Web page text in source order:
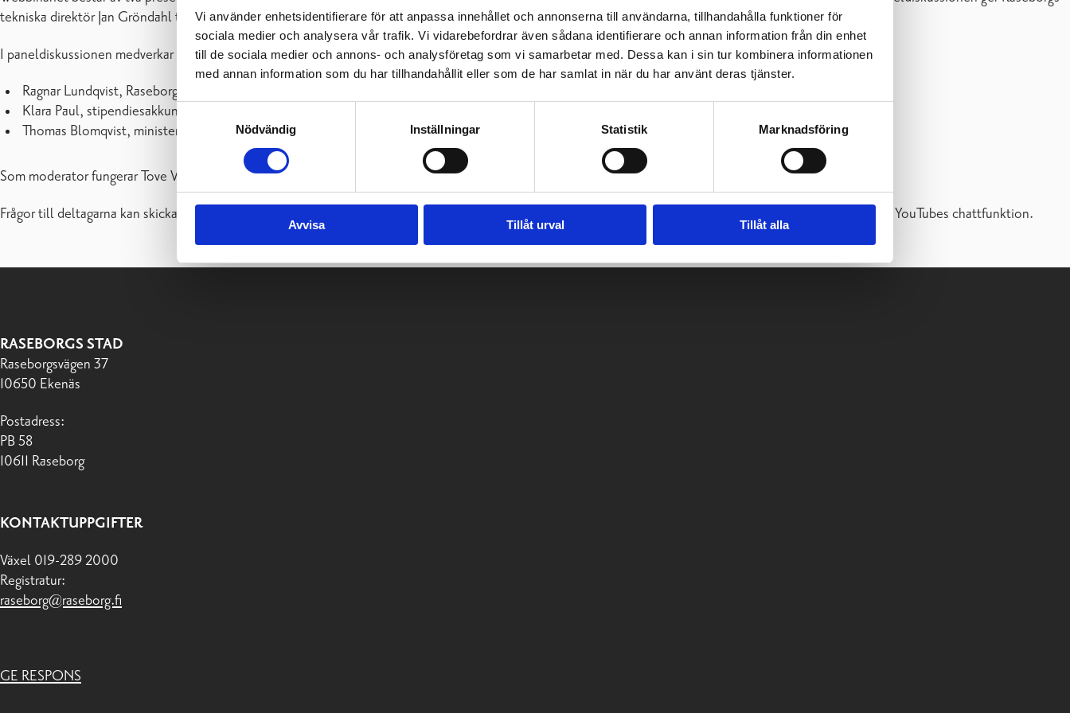
Vi använder enhetsidentifierare för att anpassa innehållet och annonserna till användarna, tillhandahålla funktioner för
sociala medier och analysera vår trafik. Vi vidarebefordrar även sådana identifierare och annan information från din enhet
till de sociala medier och annons- och analysföretag som vi samarbetar med. Dessa kan i sin tur kombinera informationen
med annan information som du har tillhandahållit eller som de har samlat in när du har använt deras tjänster.
Samtyckesval
Nödvändig
Inställningar Statistik Marknadsföring
Avvisa Tillåt urval Tillåt alla
tekniska direktör Jan Gröndahl två korta presentationer som betraktar kustbanan från ett nationellt och ett lokalt perspektiv.
I paneldiskussionen medverkar följande personer:
Ragnar Lundqvist, Raseborgs stadsdirektör och ordförande i kustbanegruppen
Klara Paul, stipendiesakkunnig, raseborgare och aktiv användare av kustbanan
Thomas Blomqvist, minister för nordiskt samarbete och jämställdhet
Som moderator fungerar Tove Virta.
Frågor till deltagarna kan skickas in på förhand via följande formulär: . Frågor kan även ställas under webbinariet via YouTubes chattfunktion.
RASEBORGS STAD
Raseborgsvägen 37
10650 Ekenäs
Postadress:
PB 58
10611 Raseborg
KONTAKTUPPGIFTER
Växel 019-289 2000
Registratur:
raseborg@raseborg.fi
GE RESPONS